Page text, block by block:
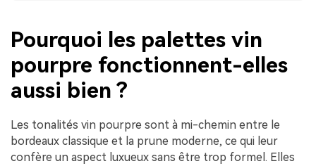
Pourquoi les palettes vin
pourpre fonctionnent-elles
aussi bien ?
Les tonalités vin pourpre sont à mi-chemin entre le
bordeaux classique et la prune moderne, ce qui leur
confère un aspect luxueux sans être trop formel. Elles